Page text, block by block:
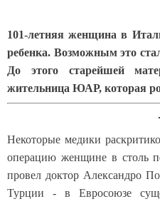
101-летняя женщина в
ребенка. Возможным это
До этого старейшей
жительница ЮАР, которая
Некоторые медики
операцию женщине в столь
провел доктор Александро
Турции - в Евросоюзе